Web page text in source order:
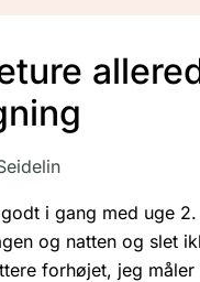
i gang med uge
og natten og slet
forhøjet, jeg måler